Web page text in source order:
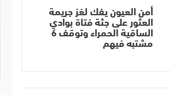
أمن العيون يفك لغز جريمة
العثور على جثة فتاة بوادي
الساقية الحمراء وتوقف 6
مشتبه فيهم